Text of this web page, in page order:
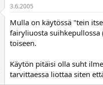
3.6.2005
Mulla on käytössä "tein
fairyliuosta
toiseen.
Käytön pitäisi olla suht
tarvittaessa liottaa siten